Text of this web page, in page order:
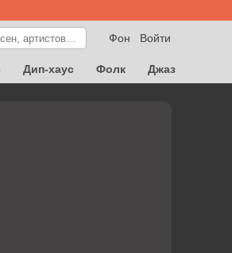
Войти
Фон
Дип-хаус Фолк
Джаз